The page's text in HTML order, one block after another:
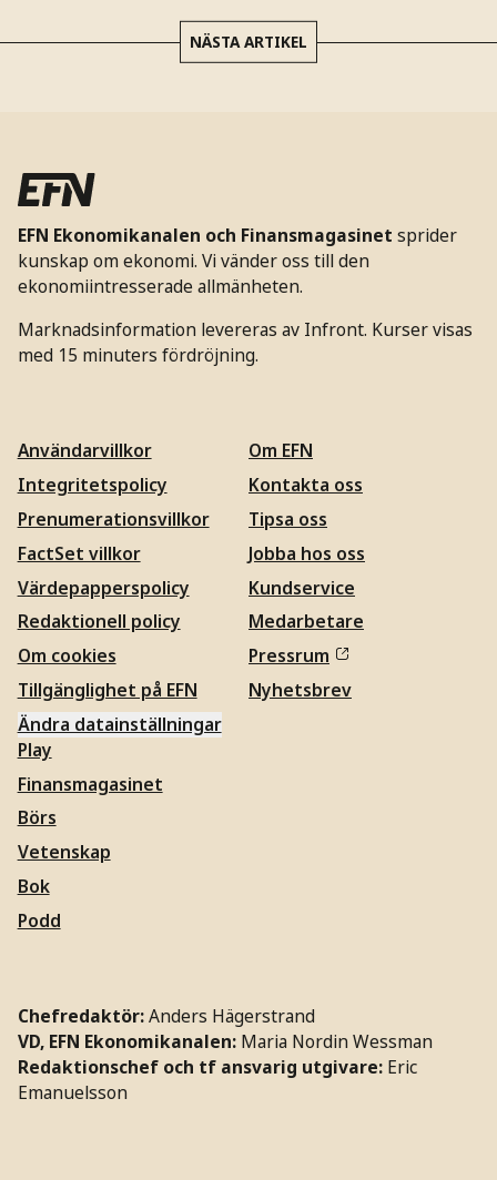
NÄSTA ARTIKEL
EFN Ekonomikanalen och Finansmagasinet sprider
kunskap om ekonomi. Vi vänder oss till den
ekonomiintresserade allmänheten.
Marknadsinformation levereras av Infront. Kurser visas
med 15 minuters fördröjning.
Användarvillkor
Integritetspolicy
Prenumerationsvillkor
FactSet villkor
Värdepapperspolicy
Redaktionell policy
Om cookies
Tillgänglighet på EFN
Ändra datainställningar
Om EFN
Kontakta oss
Tipsa oss
Jobba hos oss
Kundservice
Medarbetare
Pressrum
Nyhetsbrev
Play
Finansmagasinet
Börs
Vetenskap
Bok
Podd
Chefredaktör:Anders Hägerstrand
VD, EFN Ekonomikanalen: Maria Nordin Wessman
Redaktionschef och tf ansvarig utgivare: Eric
Emanuelsson